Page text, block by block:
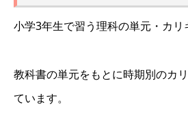
小学3年生で習う理科の単元・カリ
教科書の単元をもとに時期別のカ
ています。